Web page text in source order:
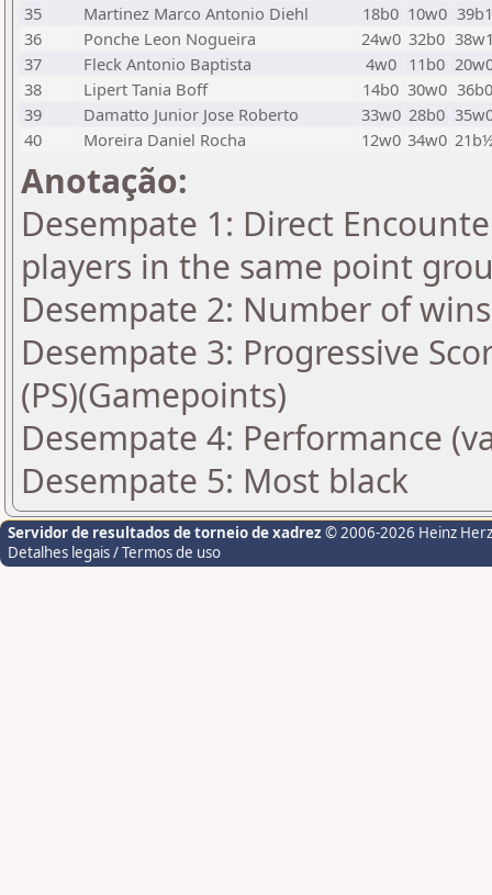
35
Martinez Marco Antonio Diehl 18b0 10w0 39b1
36
Ponche Leon Nogueira 24w0 32b0
37
Fleck Antonio Baptista 4w0 11b0
38
Lipert Tania Boff 14b0 30w0 36b0
39
Damatto Junior Jose Roberto 33w0 28b0
40
Moreira Daniel Rocha 12w0 34w0
Anotação:
Desempate 1: Direct
players in the same point
Desempate 2: Number of
Desempate 3: Progressive
(PS)(Gamepoints)
Desempate 4: Performance
Desempate 5: Most black
Servidor de resultados de torneio de xadrez © 2006-2026 Heinz
Detalhes legais / Termos de uso